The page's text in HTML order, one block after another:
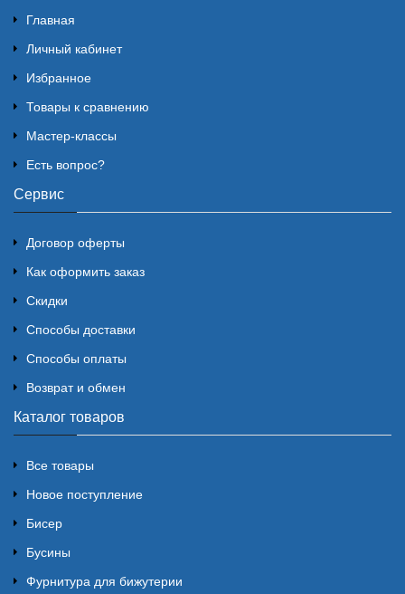
Главная
Личный кабинет
Избранное
Товары к сравнению
Мастер-классы
Есть вопрос?
Сервис
Договор оферты
Как оформить заказ
Скидки
Способы доставки
Способы оплаты
Возврат и обмен
Каталог товаров
Все товары
Новое поступление
Бисер
Бусины
Фурнитура для бижутерии